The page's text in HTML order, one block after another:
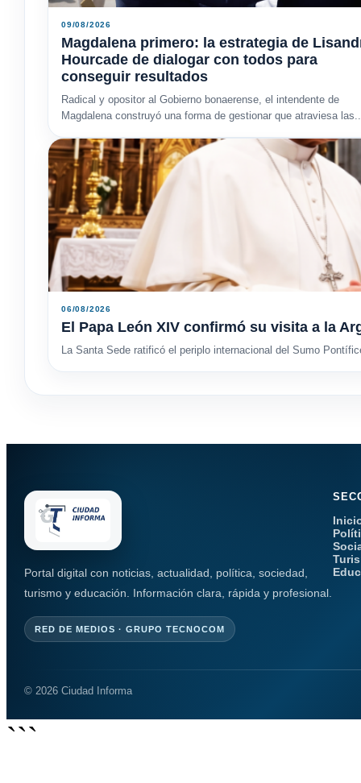
09/08/2026
Magdalena primero: la estrategia de
Hourcade de dialogar con todos para
conseguir resultados
Radical y opositor al Gobierno bonaerense, el intendente de
Magdalena construyó una forma de gestionar que atraviesa
06/08/2026
El Papa León XIV confirmó su visita a la
La Santa Sede ratificó el periplo internacional del Sumo
Portal digital con noticias, actualidad, política, sociedad,
turismo y educación. Información clara, rápida y profesional.
RED DE MEDIOS · GRUPO TECNOCOM
© 2026 Ciudad Informa
```